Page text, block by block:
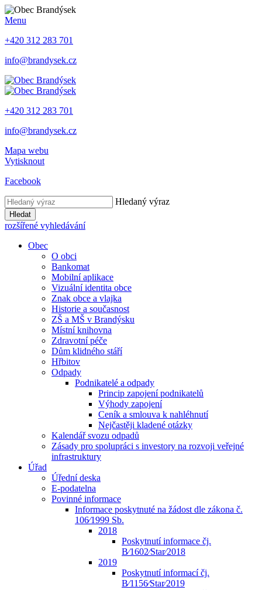
Menu
+420 312 283 701
info@brandysek.cz
+420 312 283 701
info@brandysek.cz
Mapa webu
Vytisknout
Facebook
Hledaný výraz
Hledat
rozšířené vyhledávání
Obec
O obci
Bankomat
Mobilní aplikace
Vizuální identita obce
Znak obce a vlajka
Historie a současnost
ZŠ a MŠ v Brandýsku
Místní knihovna
Zdravotní péče
Dům klidného stáří
Hřbitov
Odpady
Podnikatelé a odpady
Princip zapojení podnikatelů
Výhody zapojení
Ceník a smlouva k nahléhnutí
Nejčastěji kladené otázky
Kalendář svozu odpadů
Zásady pro spolupráci s investory na rozvoji veřejné
infrastruktury
Úřad
Úřední deska
E-podatelna
Povinné informace
Informace poskytnuté na žádost dle zákona č.
106⁄1999 Sb.
2018
Poskytnutí informace čj.
B⁄1602⁄Star⁄2018
2019
Poskytnutí informací čj.
B⁄1156⁄Star⁄2019